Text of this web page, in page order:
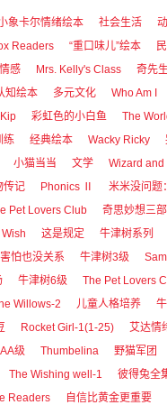
象卡尔情绪绘本 社会生活
Readers “重口味儿”绘本
情感 Mrs. Kelly's Class
奇先
知绘本 多元文化
Who Am I
彩虹色的小白鱼
The
练 经典绘本 Wacky Ricky
小猫当当 文学
Wizard and
传记 Phonics Ⅱ
米米没问题
Pet Lovers Club
奇思妙想三
这是规定
牛津树系列
害怕也没关系 牛津树3级
牛津树6级
The Pet Lovers
Willows-2 儿童人格培养
Rocket Girl-1(1-25)
艾达情
级 Thumbelina
野猫军团
The Wishing well-1
彼得兔全
Readers
自信比黄金更重要